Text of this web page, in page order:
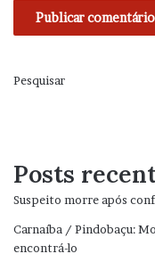
Pesquisar
Posts
Suspeito morre após
Carnaíba / Pindobaçu:
encontrá-lo